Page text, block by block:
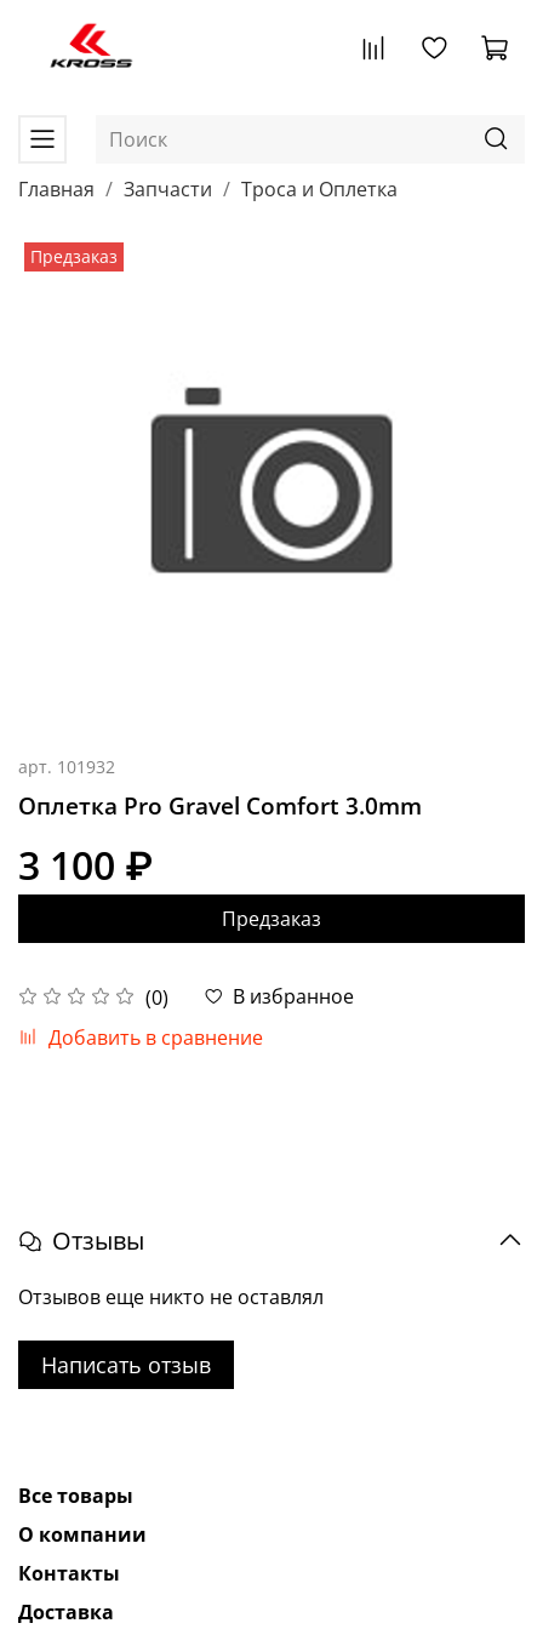
Главная Запчасти Троса и Оплетка
Предзаказ
арт. 101932
Оплетка Pro Gravel Comfort 3.0mm
(0)
В избранное
Добавить в сравнение
3 100 ₽
Предзаказ
Отзывы
Отзывов еще никто не оставлял
Написать отзыв
Все товары
О компании
Контакты
Доставка